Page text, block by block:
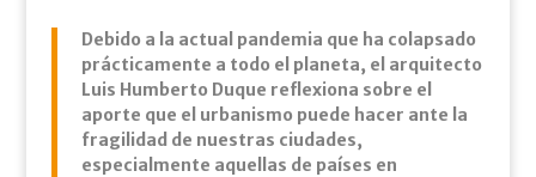
Debido a la actual pandemia que ha colapsado
prácticamente a todo el planeta, el arquitecto
Luis Humberto Duque reflexiona sobre el
aporte que el urbanismo puede hacer ante la
fragilidad de nuestras ciudades,
especialmente aquellas de países en